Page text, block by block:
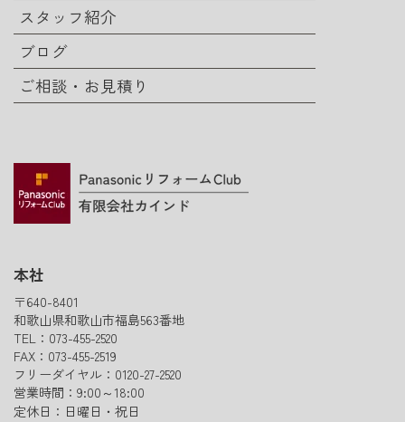
スタッフ紹介
ブログ
ご相談・お見積り
本社
〒640-8401
和歌山県和歌山市福島563番地
TEL：073-455-2520
FAX：073-455-2519
フリーダイヤル：0120-27-2520
営業時間：9:00～18:00
定休日：日曜日・祝日